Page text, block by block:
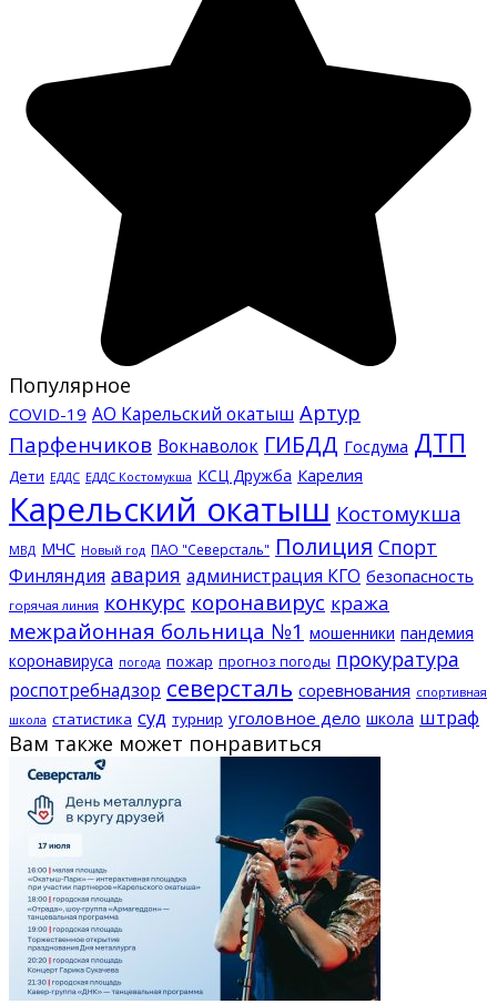
Популярное
COVID-19 АО Карельский окатыш Артур
Парфенчиков Вокнаволок ГИБДД Госдума ДТП
Дети ЕДДС ЕДДС Костомукша КСЦ Дружба Карелия
Карельский окатыш Костомукша
МВД МЧС Новый год ПАО "Северсталь" Полиция Спорт
Финляндия авария администрация КГО безопасность
горячая линия конкурс коронавирус кража
межрайонная больница №1 мошенники пандемия
коронавируса погода пожар прогноз погоды прокуратура
роспотребнадзор северсталь соревнования спортивная
школа статистика суд турнир уголовное дело школа штраф
Вам также может понравиться